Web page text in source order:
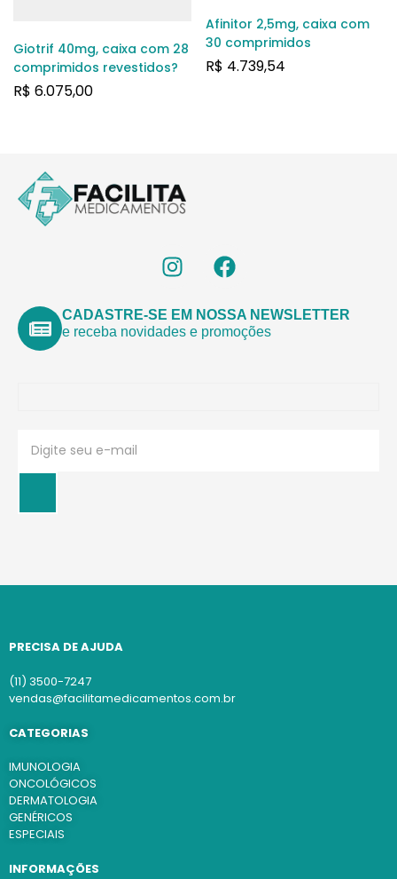
Giotrif 40mg, caixa com 28
comprimidos revestidos?
R$ 6.075,00
Afinitor 2,5mg, caixa com
30 comprimidos
R$ 4.739,54
CADASTRE-SE EM NOSSA NEWSLETTER
e receba novidades e promoções
PRECISA DE AJUDA
(11) 3500-7247
vendas@facilitamedicamentos.com.br
CATEGORIAS
IMUNOLOGIA
ONCOLÓGICOS
DERMATOLOGIA
GENÉRICOS
ESPECIAIS
INFORMAÇÕES